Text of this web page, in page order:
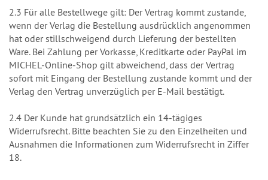
2.3 Für alle Bestellwege gilt: Der Vertrag kommt zustande,
wenn der Verlag die Bestellung ausdrücklich angenommen
hat oder stillschweigend durch Lieferung der bestellten
Ware. Bei Zahlung per Vorkasse, Kreditkarte oder PayPal im
MICHEL-Online-Shop gilt abweichend, dass der Vertrag
sofort mit Eingang der Bestellung zustande kommt und der
Verlag den Vertrag unverzüglich per E-Mail bestätigt.
2.4 Der Kunde hat grundsätzlich ein 14-tägiges
Widerrufsrecht. Bitte beachten Sie zu den Einzelheiten und
Ausnahmen die Informationen zum Widerrufsrecht in Ziffer
18.